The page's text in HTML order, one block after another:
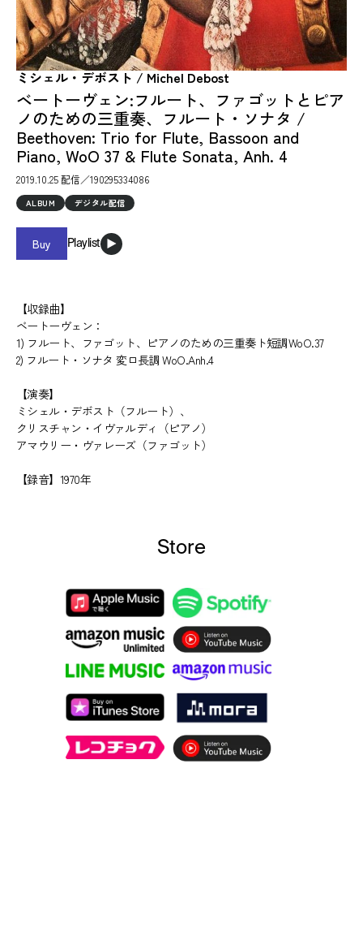
ミシェル・デボスト / Michel Debost
ベートーヴェン:フルート、ファゴットとピア
ノのための三重奏、フルート・ソナタ /
Beethoven: Trio for Flute, Bassoon and
Piano, WoO 37 & Flute Sonata, Anh. 4
2019.10.25 配信／190295334086
ALBUM デジタル配信
Buy Playlist
【収録曲】
ベートーヴェン：
1) フルート、ファゴット、ピアノのための三重奏ト短調WoO.37
2) フルート・ソナタ 変ロ長調 WoO.Anh.4
【演奏】
ミシェル・デボスト（フルート）、
クリスチャン・イヴァルディ（ピアノ）
アマウリー・ヴァレーズ（ファゴット）
【録音】1970年
Store